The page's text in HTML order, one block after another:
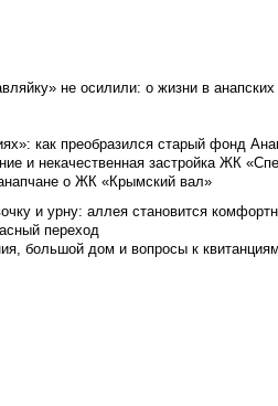
не осилили: о жизни в анапских
как преобразился старый фонд
и некачественная застройка ЖК
о ЖК «Крымский вал»
и урну: аллея становится
переход
большой дом и вопросы к квитанциям